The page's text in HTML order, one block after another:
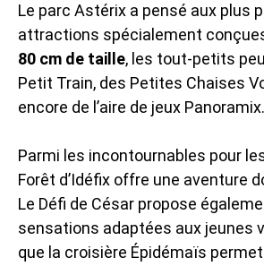
Le parc Astérix a pensé aux plus
attractions spécialement
80 cm de taille, les tout-petits
Petit Train, des Petites Chaises
encore de l’aire de jeux Panoramix.
Parmi les incontournables pour
Forêt d’Idéfix offre une aventure
Le Défi de César propose
sensations adaptées aux jeunes
que la croisière Épidémaïs